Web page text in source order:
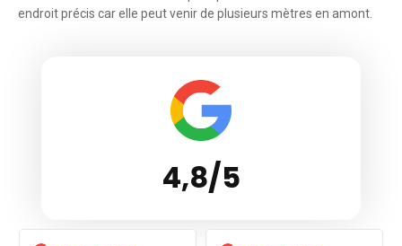
endroit précis car elle peut venir de plusieurs mètres en amont.
4,8/5